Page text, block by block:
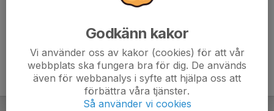
Godkänn kakor
Vi använder oss av kakor (cookies) för att vår
webbplats ska fungera bra för dig. De används
även för webbanalys i syfte att hjälpa oss att
förbättra våra tjänster.
Så använder vi cookies